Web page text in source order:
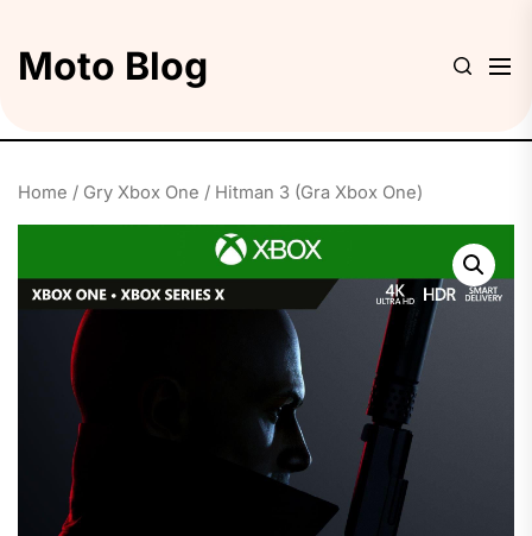
Moto Blog
Home / Gry Xbox One / Hitman 3 (Gra Xbox One)